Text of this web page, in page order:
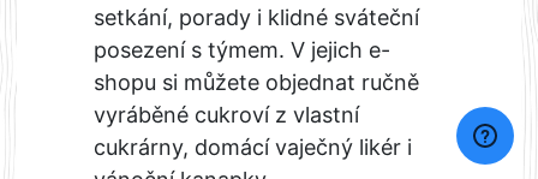
setkání, porady i klidné sváteční
posezení s týmem. V jejich e-
shopu si můžete objednat ručně
vyráběné cukroví z vlastní
cukrárny, domácí vaječný likér i